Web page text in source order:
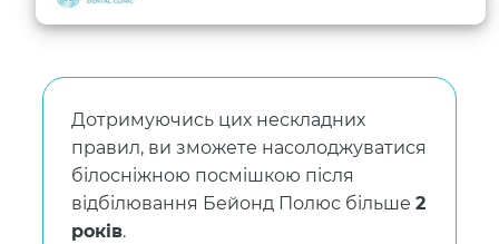
Дотримуючись цих нескладних
правил, ви зможете насолоджуватися
білосніжною посмішкою після
відбілювання Бейонд Полюс більше 2
років.